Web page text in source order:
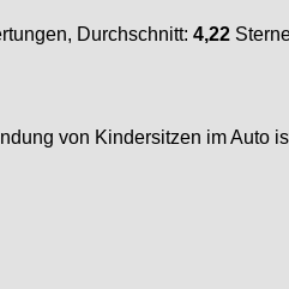
Durchschnitt: 4,22
von Kindersitzen im